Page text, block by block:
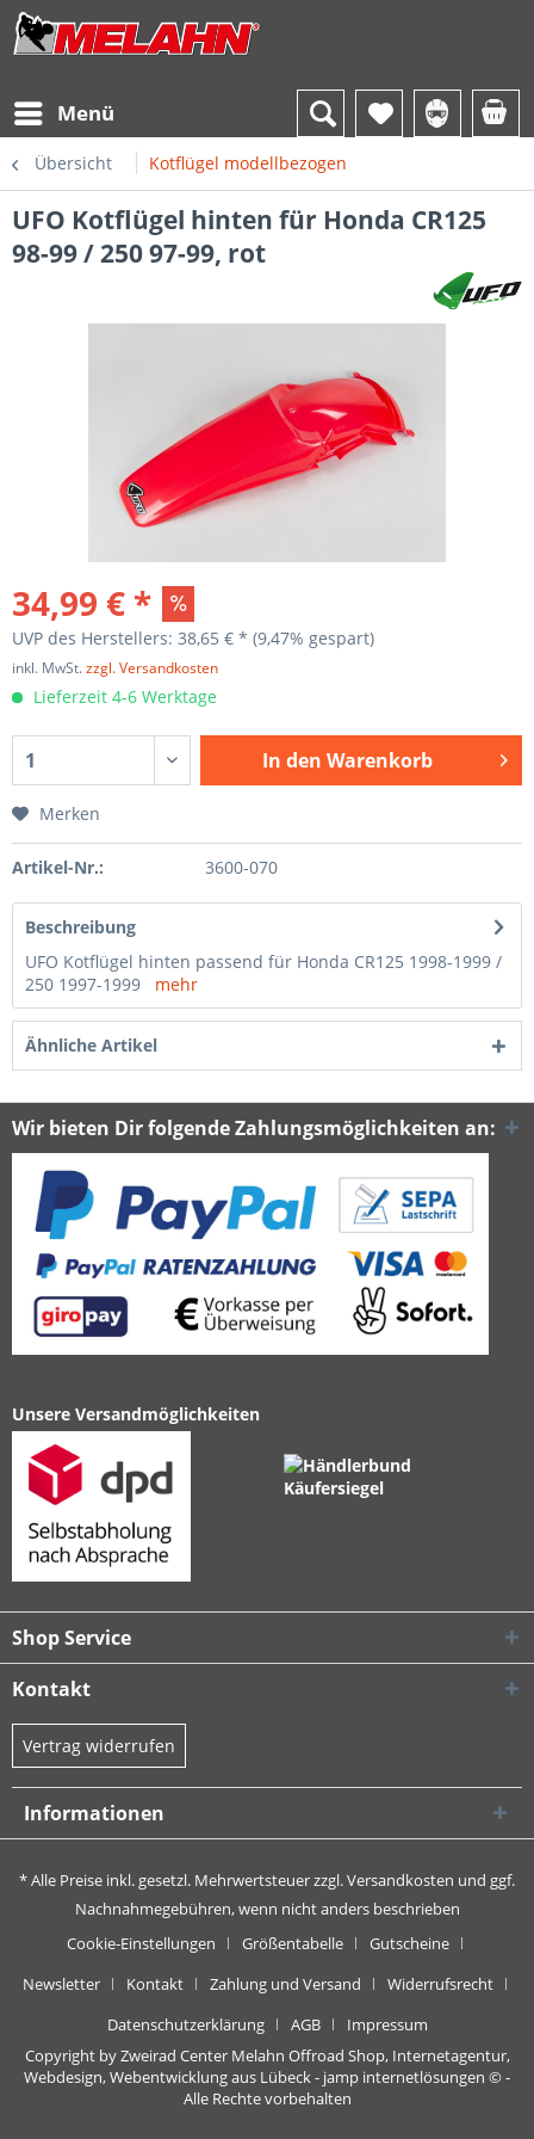
Menü
Übersicht Kotflügel modellbezogen
UFO Kotflügel hinten für Honda CR125
98-99 / 250 97-99, rot
34,99 € *
UVP des Herstellers: 38,65 € * (9,47% gespart)
inkl. MwSt.zzgl. Versandkosten
Lieferzeit 4-6 Werktage
In den Warenkorb
Merken
Artikel-Nr.: 3600-070
Beschreibung
UFO Kotflügel hinten passend für Honda CR125 1998-1999 /
250 1997-1999 mehr
Ähnliche Artikel
Wir bieten Dir folgende Zahlungsmöglichkeiten an:
Unsere Versandmöglichkeiten
Shop Service
Kontakt
Vertrag widerrufen
Informationen
* Alle Preise inkl. gesetzl. Mehrwertsteuer zzgl.Versandkosten und ggf.
Nachnahmegebühren, wenn nicht anders beschrieben
Cookie-Einstellungen
Größentabelle
Gutscheine
Newsletter
Kontakt Zahlung und Versand
Widerrufsrecht
Datenschutzerklärung
AGB
Impressum
Copyright by Zweirad Center Melahn Offroad Shop, Internetagentur,
Webdesign, Webentwicklung aus Lübeck - jamp internetlösungen © -
Alle Rechte vorbehalten